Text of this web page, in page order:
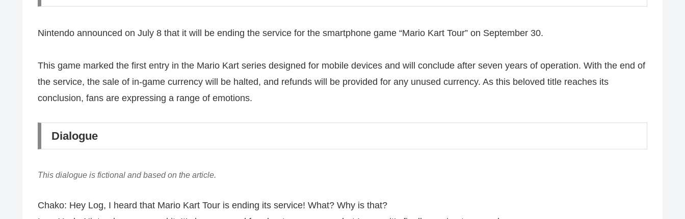
Nintendo announced on July 8 that it will be ending the service for the smartphone game “Mario Kart Tour” on September 30.
This game marked the first entry in the Mario Kart series designed for mobile devices and will conclude after seven years of operation. With the end of
the service, the sale of in-game currency will be halted, and refunds will be provided for any unused currency. As this beloved title reaches its
conclusion, fans are expressing a range of emotions.
Dialogue
This dialogue is fictional and based on the article.
Chako: Hey Log, I heard that Mario Kart Tour is ending its service! What? Why is that?